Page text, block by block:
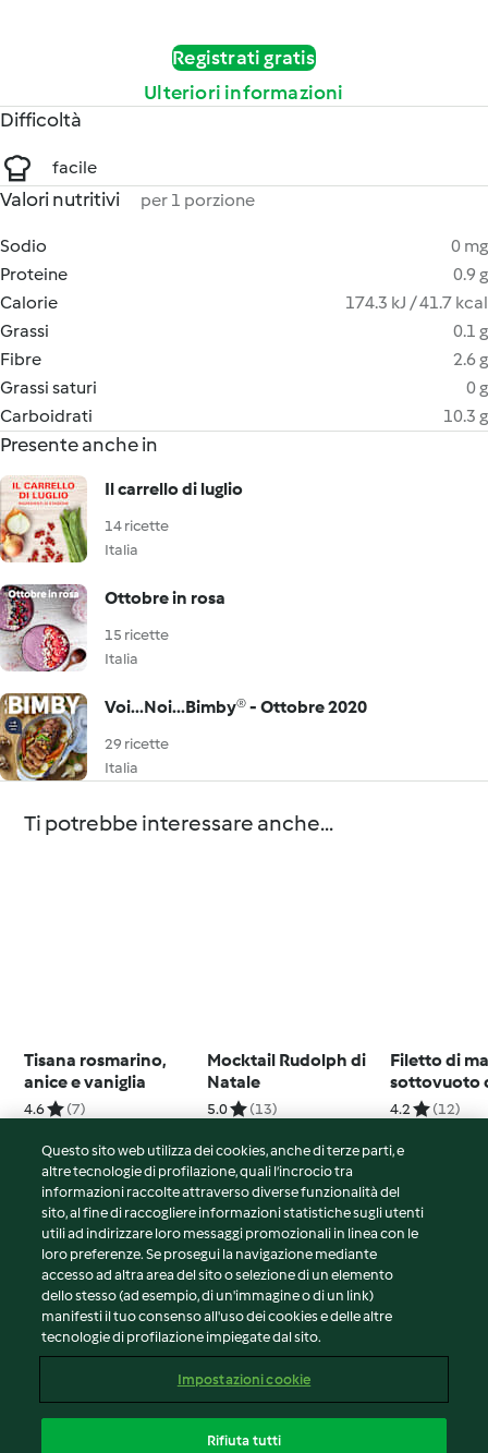
Registrati gratis
Ulteriori informazioni
Difficoltà
facile
Valori nutritivi per 1 porzione
Sodio
0 mg
Proteine
0.9 g
Calorie
174.3 kJ / 41.7 kcal
Grassi
0.1 g
Fibre
2.6 g
Grassi saturi
0 g
Carboidrati
10.3 g
Presente anche in
Il carrello di luglio
14 ricette
Italia
Ottobre in rosa
15 ricette
Italia
Voi...Noi...Bimby® - Ottobre 2020
29 ricette
Italia
Ti potrebbe interessare anche...
Tisana rosmarino,
anice e vaniglia
4.6 (7)
Mocktail Rudolph di
Natale
5.0 (13)
Filetto di
sottovuoto​
al
4.2 (12)
© Copyright 2026
Termini del servizio
Informativa sulla privacy
Avvertenze generali
Note legali
Contenuto del rapporto
Questo sito web utilizza dei cookies, anche di terze parti, e
altre tecnologie di profilazione, quali l’incrocio tra
informazioni raccolte attraverso diverse funzionalità del
sito, al fine di raccogliere informazioni statistiche sugli utenti
utili ad indirizzare loro messaggi promozionali in linea con le
loro preferenze. Se prosegui la navigazione mediante
accesso ad altra area del sito o selezione di un elemento
dello stesso (ad esempio, di un'immagine o di un link)
manifesti il tuo consenso all'uso dei cookies e delle altre
tecnologie di profilazione impiegate dal sito.
Impostazioni cookie
Rifiuta tutti